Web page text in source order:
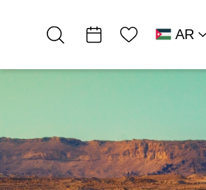
AR
قائمة الأمنيات
אירוח כפרי
القرية السياحية ألموج